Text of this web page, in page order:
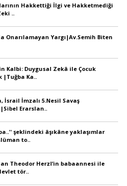
Hakkettiği İlgi ve Hakketmediği
..
Onarılamayan Yargı|Av.Semih Biten
Kalbi: Duygusal Zekâ ile Çocuk
|Tuğba Ka..
İsrail İmzalı 5.Nesil Savaş
Erarslan..
şeklindeki âşıkâne yaklaşımlar
to..
Theodor Herzl’in babaannesi ile
tör..